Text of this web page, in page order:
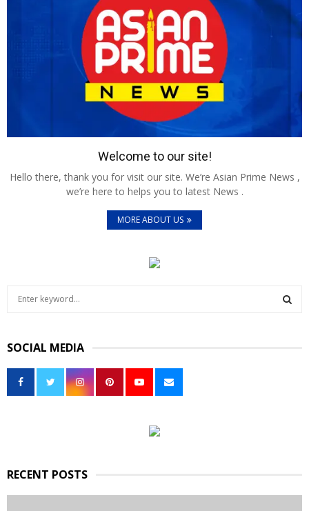
Welcome to our site!
Hello there, thank you for visit our site. We’re Asian Prime News ,
we’re here to helps you to latest News .
MORE ABOUT US
c
h
o
SOCIAL MEDIA
RECENT POSTS